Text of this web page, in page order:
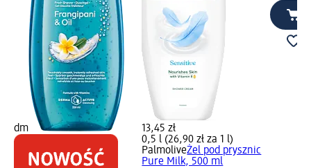
dm
13,45 zł
0,5 l (26,90 zł za 1 l)
PalmoliveŻel pod prysznic
Pure Milk, 500 ml